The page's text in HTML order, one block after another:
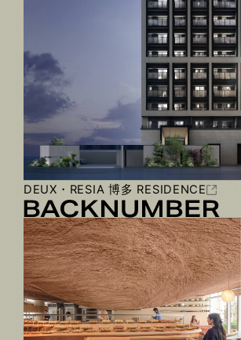
DEUX・RESIA 博多 RESIDENCE